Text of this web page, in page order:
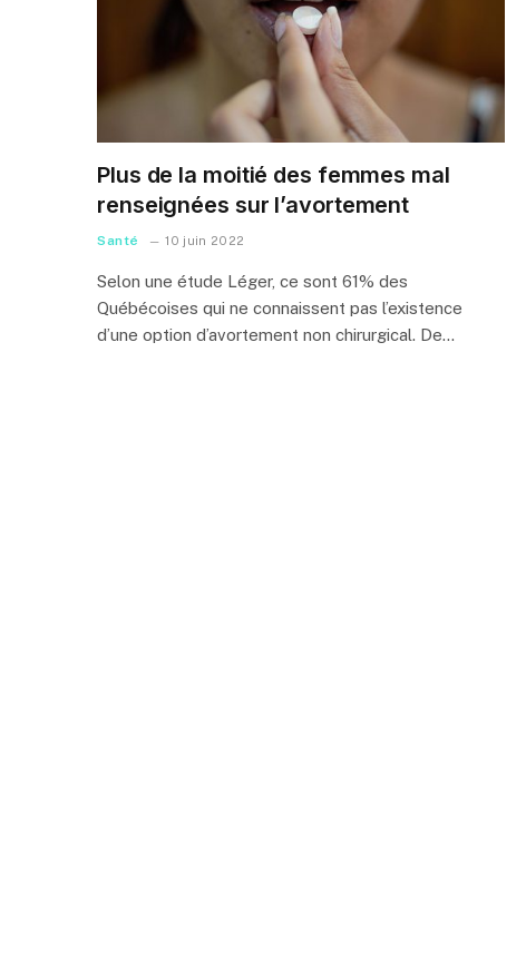
Plus de la moitié des femmes mal
renseignées sur l’avortement
Santé 10 juin 2022
Selon une étude Léger, ce sont 61% des
Québécoises qui ne connaissent pas l’existence
d’une option d’avortement non chirurgical. De…